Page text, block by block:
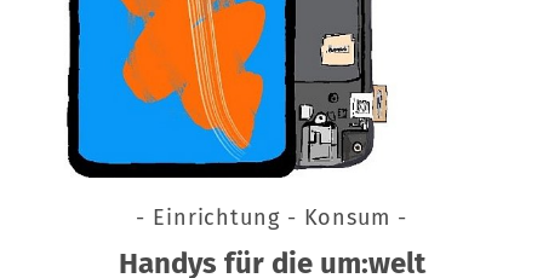
- Einrichtung - Konsum -
Handys für die um:welt